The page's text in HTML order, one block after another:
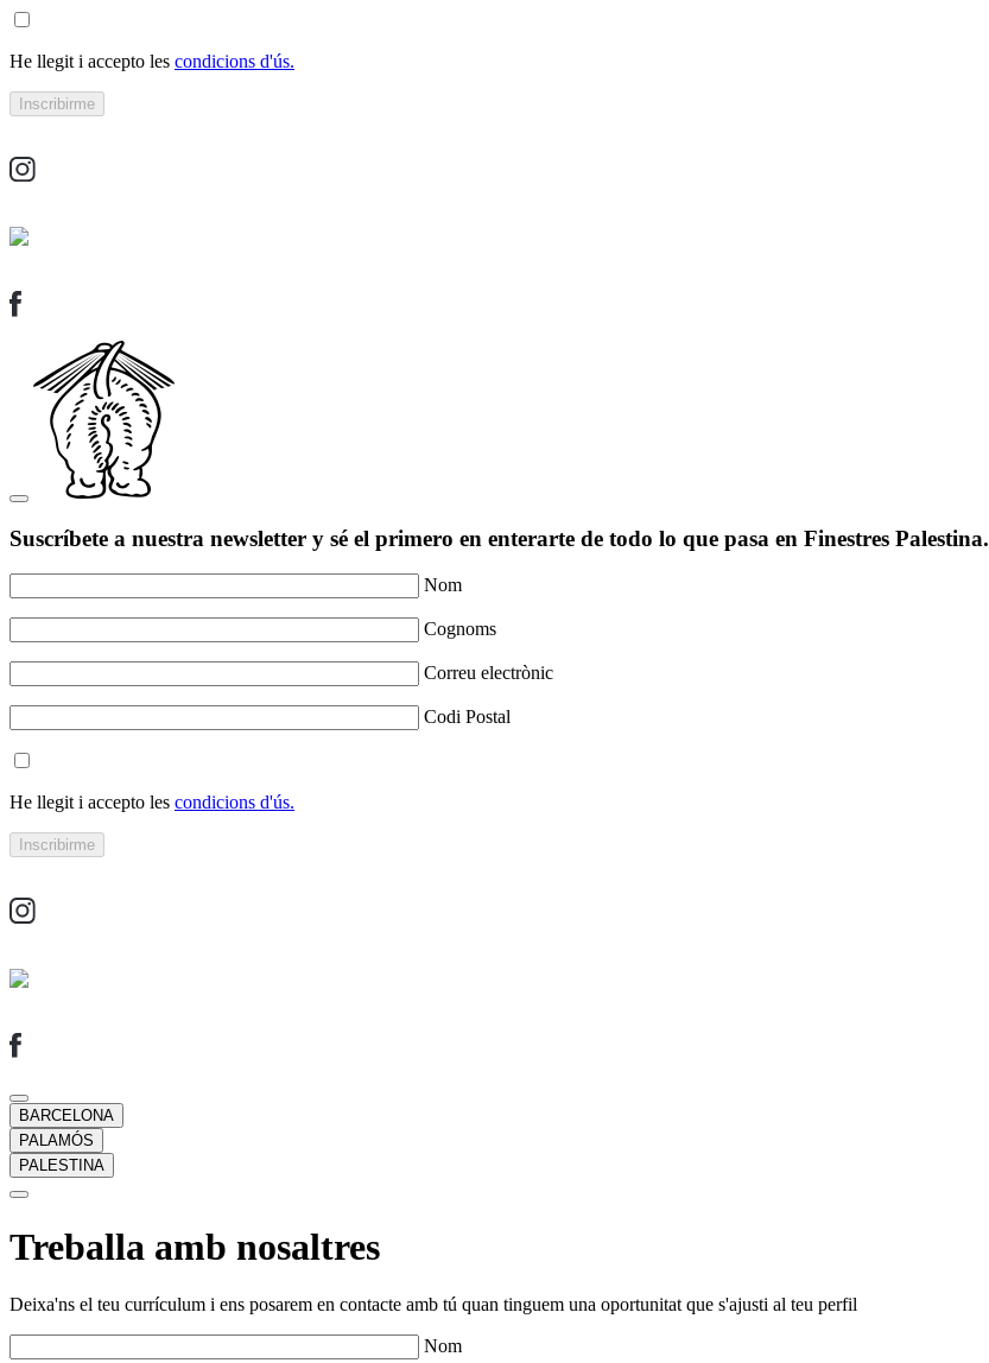
He llegit i accepto les condicions d'ús.
Suscríbete a nuestra newsletter y sé el primero en enterarte de todo lo que pasa en Finestres Palestina.
Nom
Cognoms
Correu electrònic
Codi Postal
He llegit i accepto les condicions d'ús.
BARCELONA
PALAMÓS
PALESTINA
Treballa amb nosaltres
Deixa'ns el teu currículum i ens posarem en contacte amb tú quan tinguem una oportunitat que s'ajusti al teu perfil
Nom